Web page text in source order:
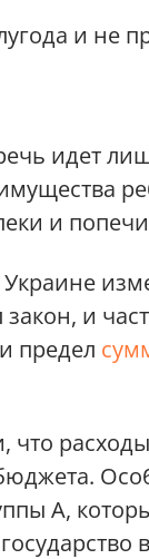
и не
идет
и
и
предел
что
А,